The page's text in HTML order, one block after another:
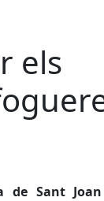
els
Sant Joan